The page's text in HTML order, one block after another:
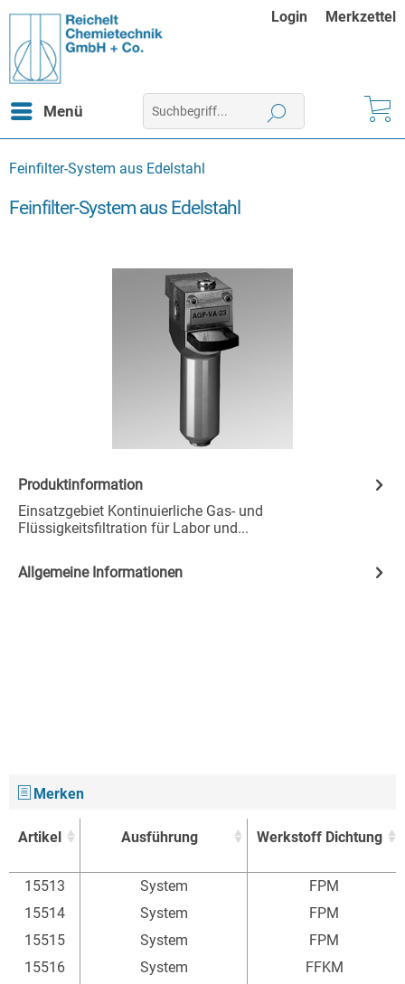
Login Merkzettel
Menü
Feinfilter-System aus Edelstahl
Feinfilter-System aus Edelstahl
Produktinformation
Einsatzgebiet Kontinuierliche Gas- und
Flüssigkeitsfiltration für Labor und...
Allgemeine Informationen
Merken
Artikel Ausführung Werkstoff Dichtung
Artikel Ausführung Werkstoff Dichtung
15513 System
FPM
15514
System
FPM
15515
System
FPM
15516
System
FFKM